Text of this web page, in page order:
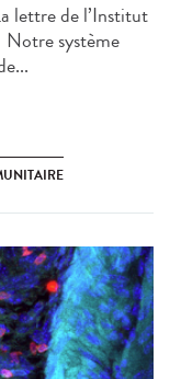
lettre de l’Institut
système